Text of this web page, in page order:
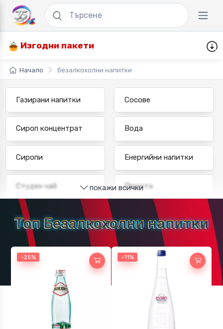
Изгодни пакети
Начало безалкохолни напитки
Газирани напитки Сосове
Сироп концентрат Вода
Сиропи Енергийни напитки
Студен чай Пюрета
Сокове Плодови напитки
покажи всички
Топ Безалкохолни напитки
-25% -11%